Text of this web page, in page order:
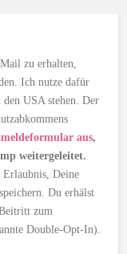
zu erhalten,
Ich nutze dafür
USA stehen. Der
aus,
weitergeleitet.
Deine
Du erhälst
zum
Double-Opt-In).